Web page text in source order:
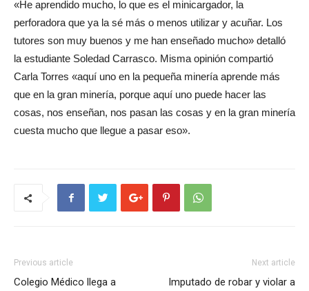
«He aprendido mucho, lo que es el minicargador, la
perforadora que ya la sé más o menos utilizar y acuñar. Los
tutores son muy buenos y me han enseñado mucho» detalló
la estudiante Soledad Carrasco. Misma opinión compartió
Carla Torres «aquí uno en la pequeña minería aprende más
que en la gran minería, porque aquí uno puede hacer las
cosas, nos enseñan, nos pasan las cosas y en la gran minería
cuesta mucho que llegue a pasar eso».
Previous article
Colegio Médico llega a
Next article
Imputado de robar y violar a